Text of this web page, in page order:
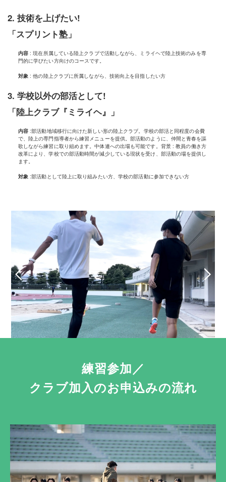
2. 技術を上げたい!
「スプリント塾」
内容 : 現在所属している陸上クラブで活動しながら、ミライヘで陸上技術のみを専
門的に学びたい方向けのコースです。
対象 : 他の陸上クラブに所属しながら、技術向上を目指したい方
3. 学校以外の部活として!
「陸上クラブ『ミライヘ』」
内容 :部活動地域移行に向けた新しい形の陸上クラブ。 学校の部活と同程度の会費
で、陸上の専門指導者から練習メニューを提供。部活動のように、仲間と青春を謳
歌しながら練習に取り組めます。中体連への出場も可能です。 背景 : 教員の働き方
改革により、学校での部活動時間が減少している現状を受け、部活動の場を提供し
ます。
対象 :部活動として陸上に取り組みたい方、 学校の部活動に参加できない方
練習参加／
クラブ加入のお申込みの流れ